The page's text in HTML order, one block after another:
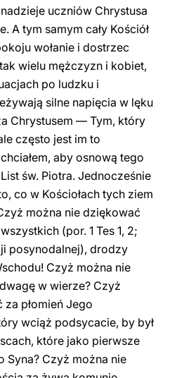
uczniów Chrystusa
A tym samym cały Kościół
wołanie i dostrzec
wielu mężczyzn i kobiet,
po ludzku i
silne napięcia w lęku
Chrystusem — Tym, który
często jest im to
aby osnową tego
św. Piotra. Jednocześnie
co w Kościołach tych ziem
można nie dziękować
(por. 1 Tes 1, 2;
posynodalnej), drodzy
Czyż można nie
w wierze? Czyż
płomień Jego
wciąż podsycacie, by był
które jako pierwsze
Syna? Czyż można nie